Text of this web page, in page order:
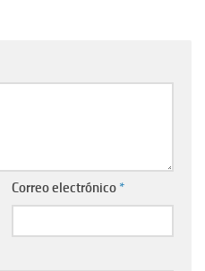
Correo electrónico *